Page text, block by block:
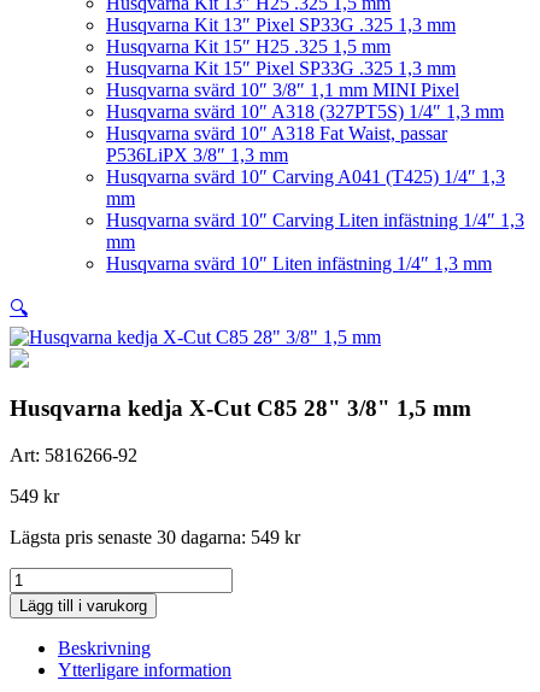
Husqvarna Kit 13″ Pixel SP33G .325 1,3 mm
Husqvarna Kit 15″ H25 .325 1,5 mm
Husqvarna Kit 15″ Pixel SP33G .325 1,3 mm
Husqvarna svärd 10″ 3/8″ 1,1 mm MINI Pixel
Husqvarna svärd 10″ A318 (327PT5S) 1/4″ 1,3 mm
Husqvarna svärd 10″ A318 Fat Waist, passar
P536LiPX 3/8″ 1,3 mm
Husqvarna svärd 10″ Carving A041 (T425) 1/4″ 1,3
mm
Husqvarna svärd 10″ Carving Liten infästning 1/4″ 1,3
mm
Husqvarna svärd 10″ Liten infästning 1/4″ 1,3 mm
🔍
Husqvarna kedja X-Cut C85 28" 3/8" 1,5 mm
Art: 5816266-92
549 kr
Lägsta pris senaste 30 dagarna: 549 kr
Husqvarna
kedja
X-
C85
Lägg till i varukorg
Beskrivning
Ytterligare information